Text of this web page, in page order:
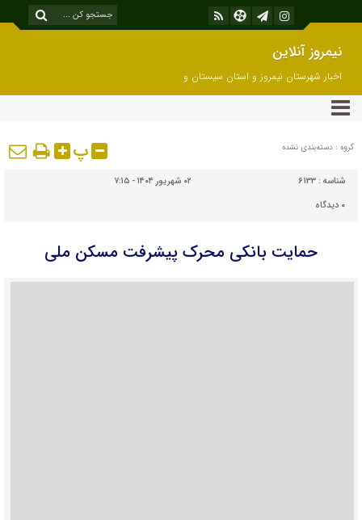
نیمروز آنلاین
اخبار شهرستان نیمروز و استان سیستان و
بلوچستان
گروه : دسته‌بندی نشده پ
شناسه : 6133
۰۲ شهریور ۱۴۰۴ - ۷:۱۵
۰ دیدگاه
حمایت بانکی محرک پیشرفت مسکن ملی